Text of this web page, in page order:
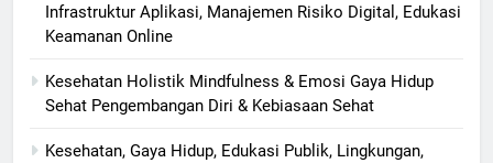
Infrastruktur Aplikasi, Manajemen Risiko Digital, Edukasi
Keamanan Online
Kesehatan Holistik Mindfulness & Emosi Gaya Hidup
Sehat Pengembangan Diri & Kebiasaan Sehat
Kesehatan, Gaya Hidup, Edukasi Publik, Lingkungan,